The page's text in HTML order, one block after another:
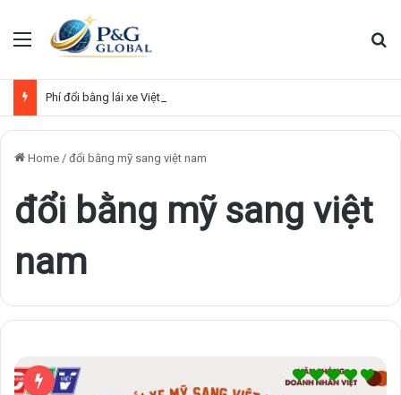
Menu
Phí đổi bằng lái xe Việt Nam sang quốc tế
Home / đổi bằng mỹ sang việt nam
đổi bằng mỹ sang việt
nam